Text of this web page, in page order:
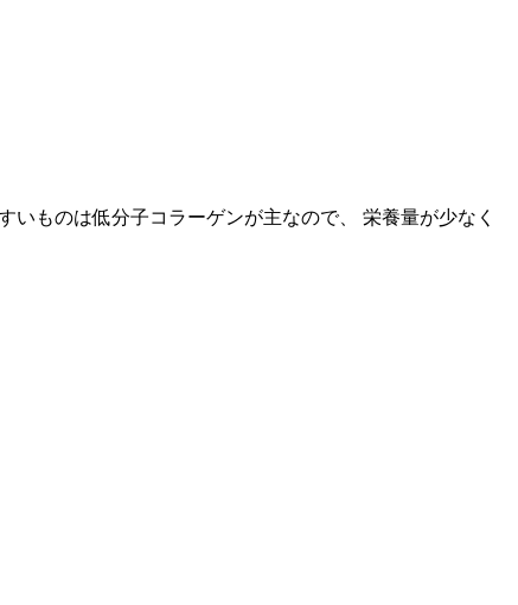
ものは低分子コラーゲンが主なので、 栄養量が少なく